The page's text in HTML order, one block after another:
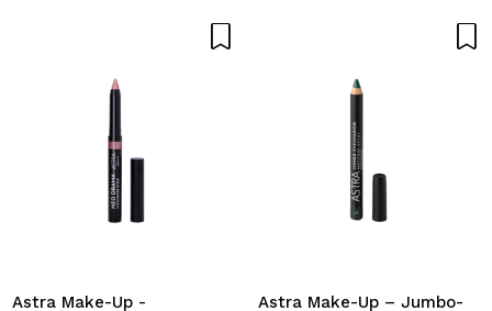
Astra Make-Up -
Astra Make-Up – Jumbo-